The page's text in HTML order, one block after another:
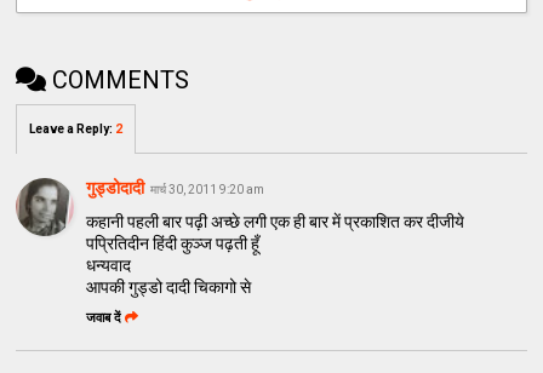
COMMENTS
Leave a Reply: 2
गुड्डोदादी मार्च 30, 2011 9:20 am
कहानी पहली बार पढ़ी अच्छे लगी एक ही बार में प्रकाशित कर दीजीये
पप्रितिदीन हिंदी कुञ्ज पढ़ती हूँ
धन्यवाद
आपकी गुड्डो दादी चिकागो से
जवाब दें